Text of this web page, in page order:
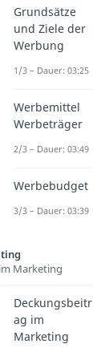
Grundsätze
und Ziele der
Werbung
1/3 – Dauer: 03:25
Werbemittel
Werbeträger
2/3 – Dauer: 03:49
Werbebudget
3/3 – Dauer: 03:39
Marketing
Deckungsbeitr
ag im
Marketing